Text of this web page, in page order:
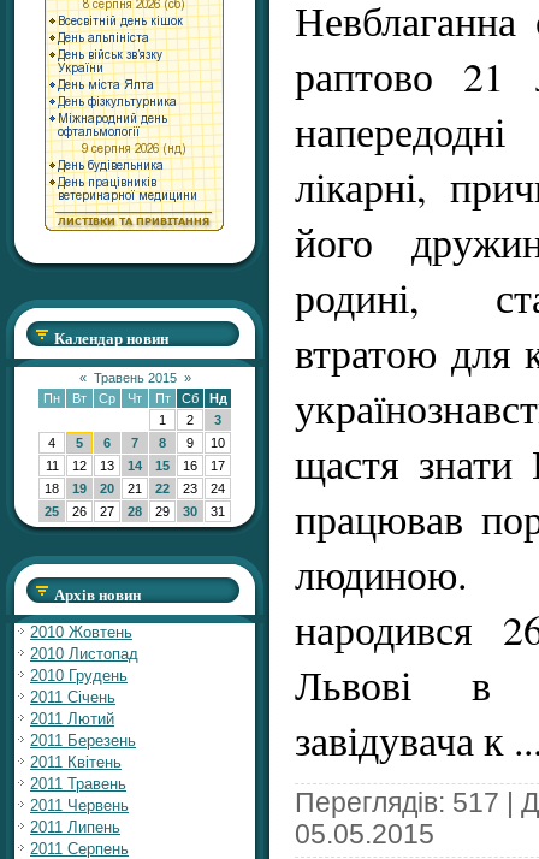
Календар новин
« Травень 2015 »
Пн
Вт Ср Чт Пт Сб
Нд
1
2
3
4
5 6 7 8 9
10
11
12 13 14 15 16
17
18
19 20 21 22 23
24
25
26 27 28 29 30 31
Архів новин
2010 Жовтень
2010 Листопад
2010 Грудень
2011 Січень
2011 Лютий
2011 Березень
2011 Квітень
2011 Травень
2011 Червень
2011 Липень
2011 Серпень
раптово 21
лікарні,
його
родині,
втратою для
щастя знати
працював
людиною.
народився
Львові в
завідувача к
Переглядів: 517 |
05.05.2015